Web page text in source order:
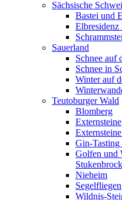
Sächsische
Bastei und
Elbresidenz
Sauerland
Schnee auf
Schnee in
Winter auf
Teutoburger Wald
Blomberg
Externsteine
Gin-
Golfen und
Stukenbrock
Nieheim
Segelfliegen
Wildnis-